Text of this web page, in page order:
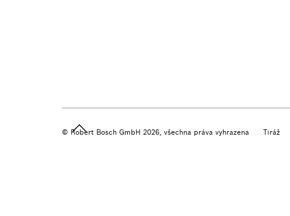
Tiráž
© Robert Bosch GmbH 2026, všechna práva vyhrazena